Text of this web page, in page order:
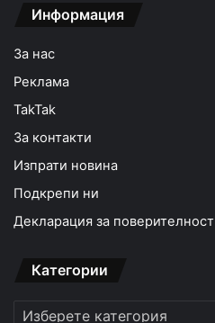
Информация
За нас
Реклама
TakTak
За контакти
Изпрати новина
Подкрепи ни
Декларация за поверителност
Категории
Категории